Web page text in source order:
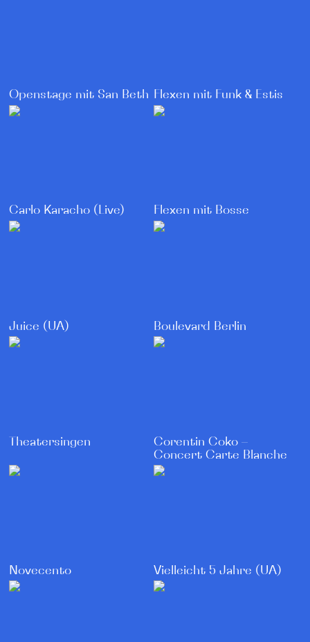
Openstage mit San Beth Flexen mit Funk & Estis
Carlo Karacho (Live) Flexen mit Bosse
Juice (UA) Boulevard Berlin
Theatersingen
Corentin Coko –
Concert Carte Blanche
Novecento Vielleicht 5 Jahre (UA)